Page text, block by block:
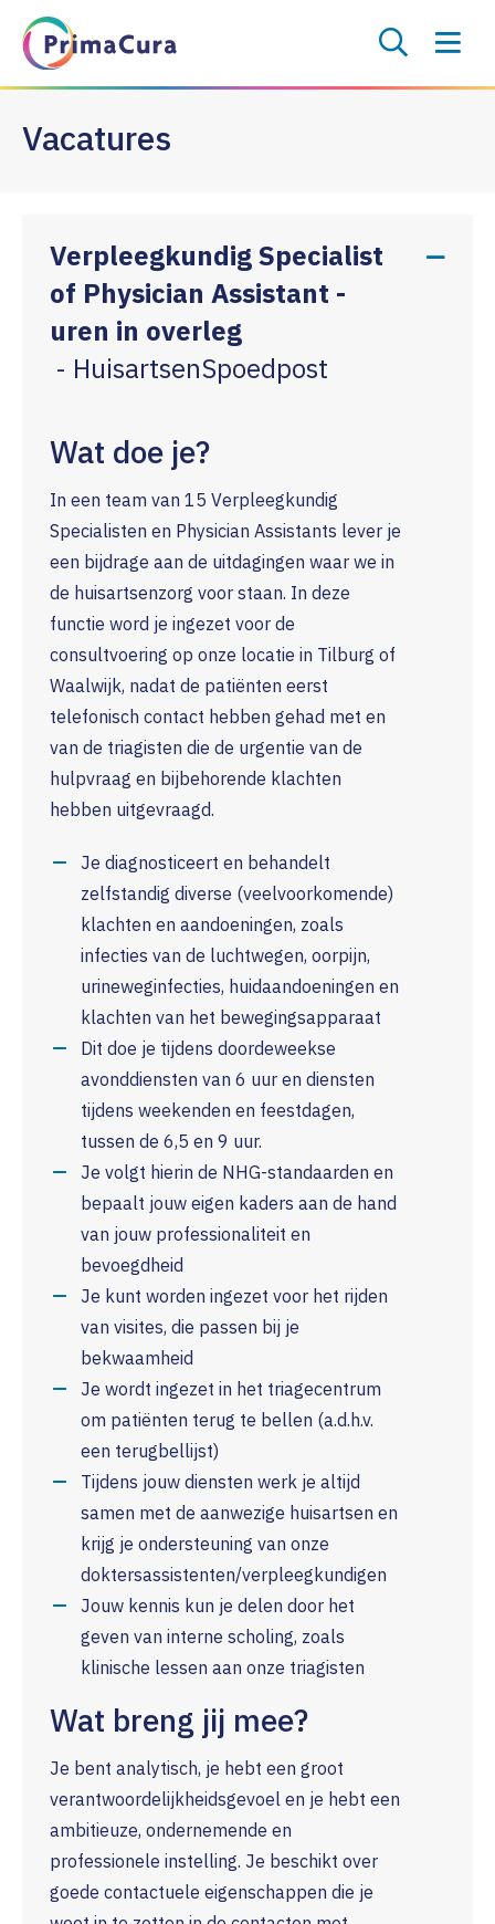
Vacatures
Verpleegkundig Specialist
of Physician Assistant -
uren in overleg
- HuisartsenSpoedpost
Wat doe je?
In een team van 15 Verpleegkundig
Specialisten en Physician Assistants lever je
een bijdrage aan de uitdagingen waar we in
de huisartsenzorg voor staan. In deze
functie word je ingezet voor de
consultvoering op onze locatie in Tilburg of
Waalwijk, nadat de patiënten eerst
telefonisch contact hebben gehad met en
van de triagisten die de urgentie van de
hulpvraag en bijbehorende klachten
hebben uitgevraagd.
Je diagnosticeert en behandelt
zelfstandig diverse (veelvoorkomende)
klachten en aandoeningen, zoals
infecties van de luchtwegen, oorpijn,
urineweginfecties, huidaandoeningen en
klachten van het bewegingsapparaat
Dit doe je tijdens doordeweekse
avonddiensten van 6 uur en diensten
tijdens weekenden en feestdagen,
tussen de 6,5 en 9 uur.
Je volgt hierin de NHG-standaarden en
bepaalt jouw eigen kaders aan de hand
van jouw professionaliteit en
bevoegdheid
Je kunt worden ingezet voor het rijden
van visites, die passen bij je
bekwaamheid
Je wordt ingezet in het triagecentrum
om patiënten terug te bellen (a.d.h.v.
een terugbellijst)
Tijdens jouw diensten werk je altijd
samen met de aanwezige huisartsen en
krijg je ondersteuning van onze
doktersassistenten/verpleegkundigen
Jouw kennis kun je delen door het
geven van interne scholing, zoals
klinische lessen aan onze triagisten
Wat breng jij mee?
Je bent analytisch, je hebt een groot
verantwoordelijkheidsgevoel en je hebt een
ambitieuze, ondernemende en
professionele instelling. Je beschikt over
goede contactuele eigenschappen die je